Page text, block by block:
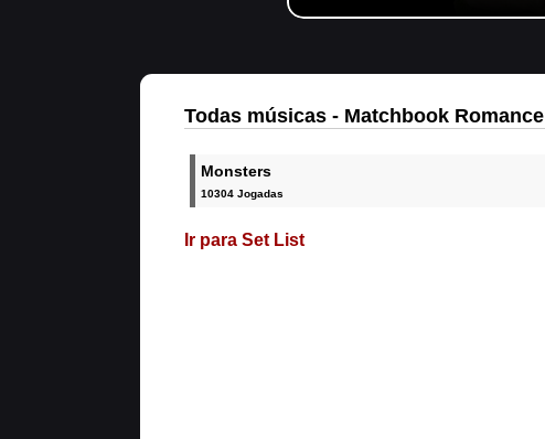
Todas músicas - Matchbook Romance
Monsters
10304 Jogadas
Ir para Set List